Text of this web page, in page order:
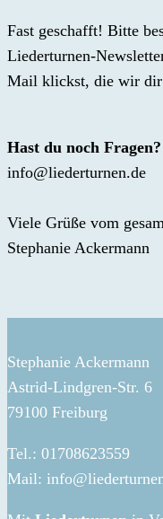
Fast geschafft! Bitte
Liederturnen-
Mail klickst, die wir dir
Hast du noch Fragen?
info@liederturnen.de
Viele Grüße vom
Stephanie Ackermann
Stephanie Ackermann
Astrid-Lindgren-Str. 6
79100 Freiburg
Tel.: 01708623559
Mail: